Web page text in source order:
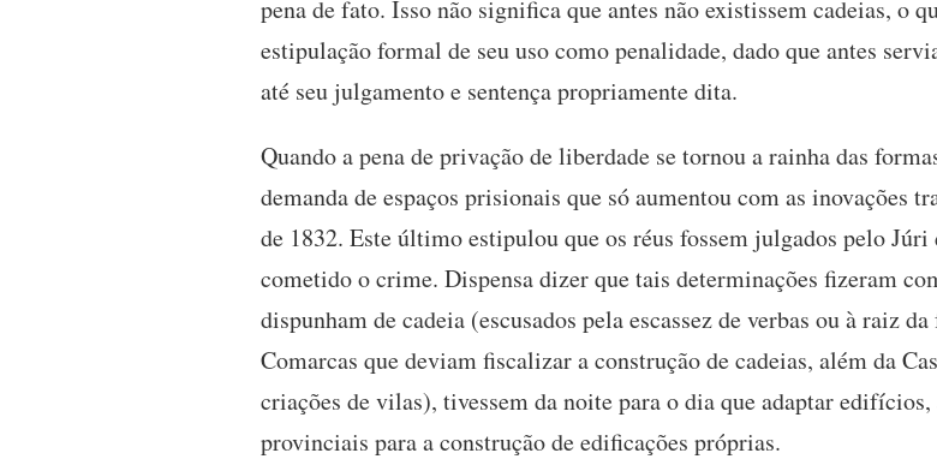
pena de fato. Isso não significa que antes não existissem cadeias, o
estipulação formal de seu uso como penalidade, dado que antes
até seu julgamento e sentença propriamente dita.
Quando a pena de privação de liberdade se tornou a rainha das
demanda de espaços prisionais que só aumentou com as inovações
de 1832. Este último estipulou que os réus fossem julgados pelo
cometido o crime. Dispensa dizer que tais determinações fizeram
dispunham de cadeia (escusados pela escassez de verbas ou à raiz
Comarcas que deviam fiscalizar a construção de cadeias, além da
criações de vilas), tivessem da noite para o dia que adaptar
provinciais para a construção de edificações próprias.